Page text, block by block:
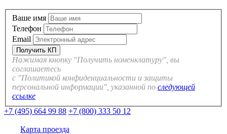
Ваше имя
Телефон
Email
Нажимая кнопку "Получить номенклатуру", вы
соглашаетесь
с "Политикой конфиденциальности и защиты
персональной информации", указанной по следующей
ссылке
+7 (495) 664 99 88 +7 (800) 333 50 12
Карта проезда